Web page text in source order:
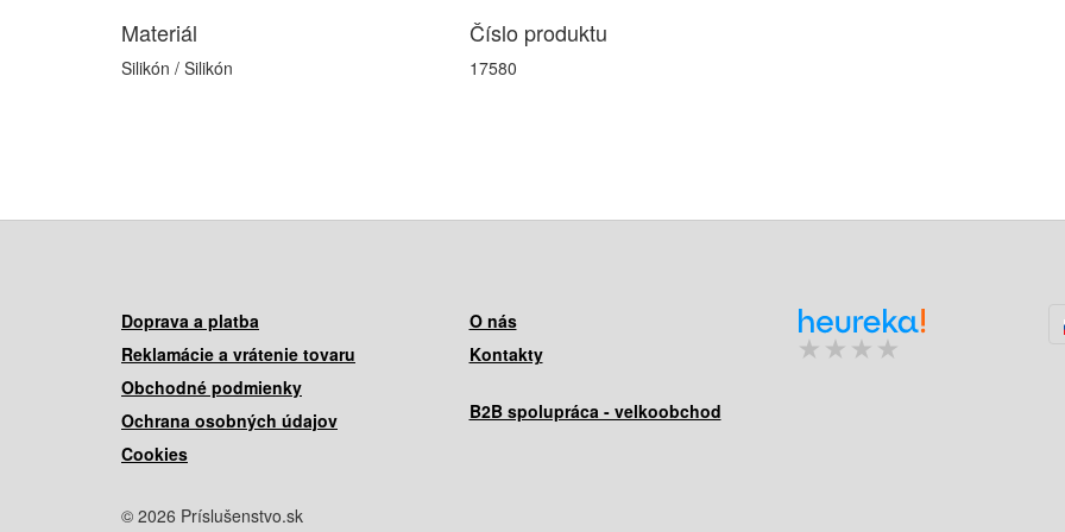
Materiál
Silikón / Silikón
Číslo produktu
17580
Doprava a platba
Reklamácie a vrátenie tovaru
Obchodné podmienky
Ochrana osobných údajov
Cookies
O nás
Kontakty
B2B spolupráca - velkoobchod
© 2026 Príslušenstvo.sk